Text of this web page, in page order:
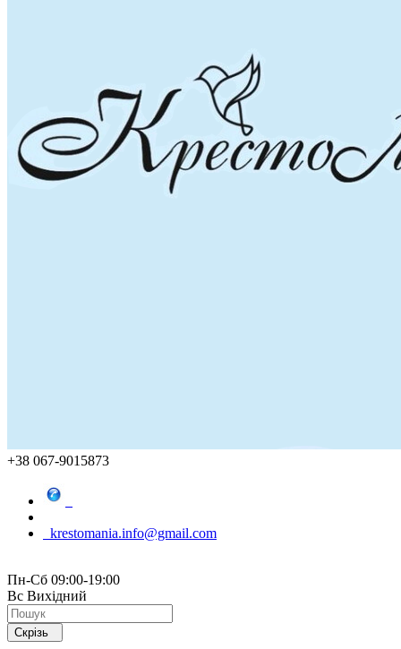
+38 067-9015873
krestomania.info@gmail.com
Пн-Сб 09:00-19:00
Вс Вихідний
Скрізь